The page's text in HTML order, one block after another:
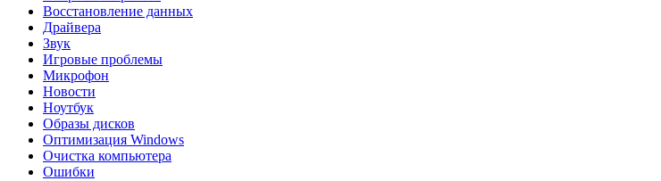
Восстановление данных
Драйвера
Звук
Игровые проблемы
Микрофон
Новости
Ноутбук
Образы дисков
Оптимизация Windows
Очистка компьютера
Ошибки